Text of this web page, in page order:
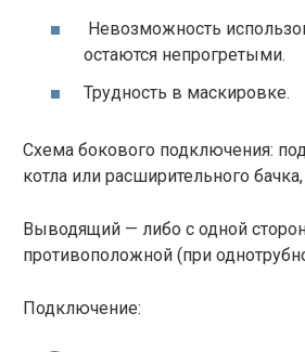
Невозможность
остаются непрогретыми.
Трудность в маскировке.
Схема бокового подключения:
котла или расширительного
Выводящий — либо с одной
противоположной (при
Подключение: